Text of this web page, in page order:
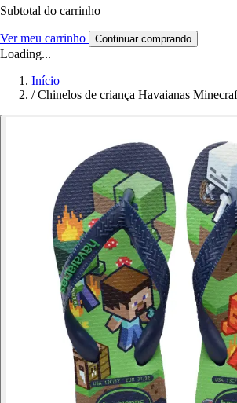
Subtotal do carrinho
Ver meu carrinho Continuar comprando
Loading...
Início
/ Chinelos de criança Havaianas